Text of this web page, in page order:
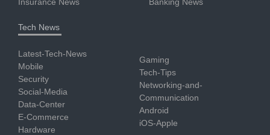
Tech News
Latest-Tech-News
Mobile
Security
Social-Media
Data-Center
E-Commerce
Hardware
Gaming
Tech-Tips
Networking-and-
Communication
Android
iOS-Apple